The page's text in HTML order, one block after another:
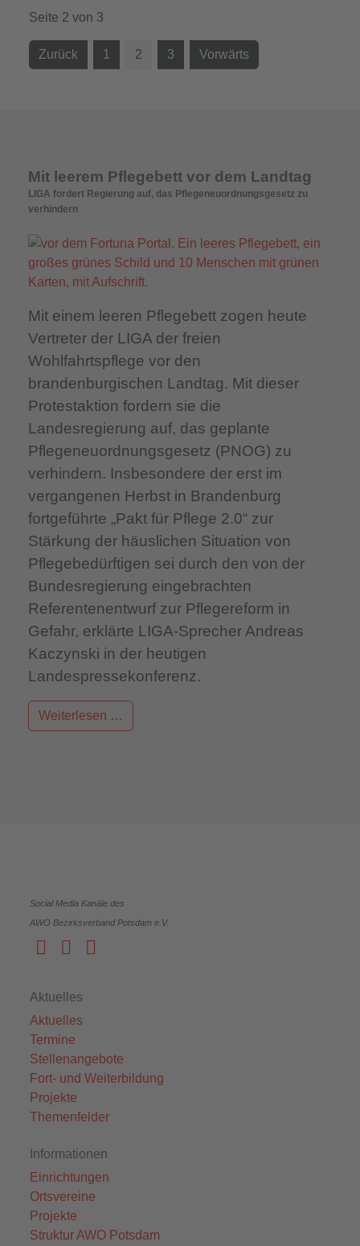
Seite 2 von 3
Zurück 1 2 3 Vorwärts
Mit leerem Pflegebett vor dem Landtag
LIGA fordert Regierung auf, das Pflegeneuordnungsgesetz zu
verhindern
Mit einem leeren Pflegebett zogen heute
Vertreter der LIGA der freien
Wohlfahrtspflege vor den
brandenburgischen Landtag. Mit dieser
Protestaktion fordern sie die
Landesregierung auf, das geplante
Pflegeneuordnungsgesetz (PNOG) zu
verhindern. Insbesondere der erst im
vergangenen Herbst in Brandenburg
fortgeführte „Pakt für Pflege 2.0“ zur
Stärkung der häuslichen Situation von
Pflegebedürftigen sei durch den von der
Bundesregierung eingebrachten
Referentenentwurf zur Pflegereform in
Gefahr, erklärte LIGA-Sprecher Andreas
Kaczynski in der heutigen
Landespressekonferenz.
Weiterlesen …
Social Media Kanäle des
AWO Bezirksverband Potsdam e.V.
Aktuelles
Aktuelles
Termine
Stellenangebote
Fort- und Weiterbildung
Projekte
Themenfelder
Informationen
Einrichtungen
Ortsvereine
Projekte
Struktur AWO Potsdam